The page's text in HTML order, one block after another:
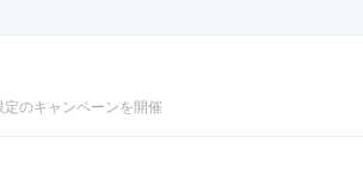
のキャンペーンを開催